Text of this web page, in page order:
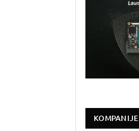
KOMPANIJE